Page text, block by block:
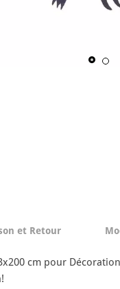
et Retour
cm pour